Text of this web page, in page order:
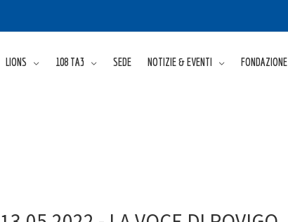
LIONS 108 TA3 SEDE NOTIZIE & EVENTI FONDAZIONE